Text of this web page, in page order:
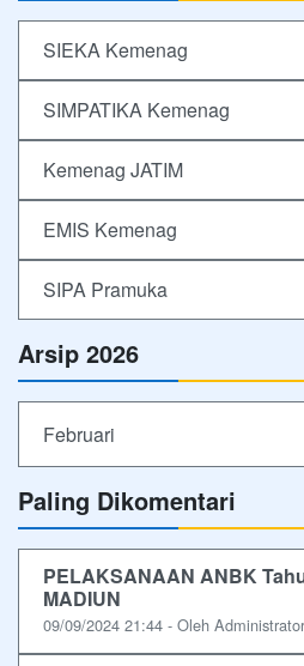
SIEKA Kemenag
SIMPATIKA Kemenag
Kemenag JATIM
EMIS Kemenag
SIPA Pramuka
Arsip 2026
Februari
Paling Dikomentari
PELAKSANAAN ANBK
MADIUN
09/09/2024 21:44 - Oleh